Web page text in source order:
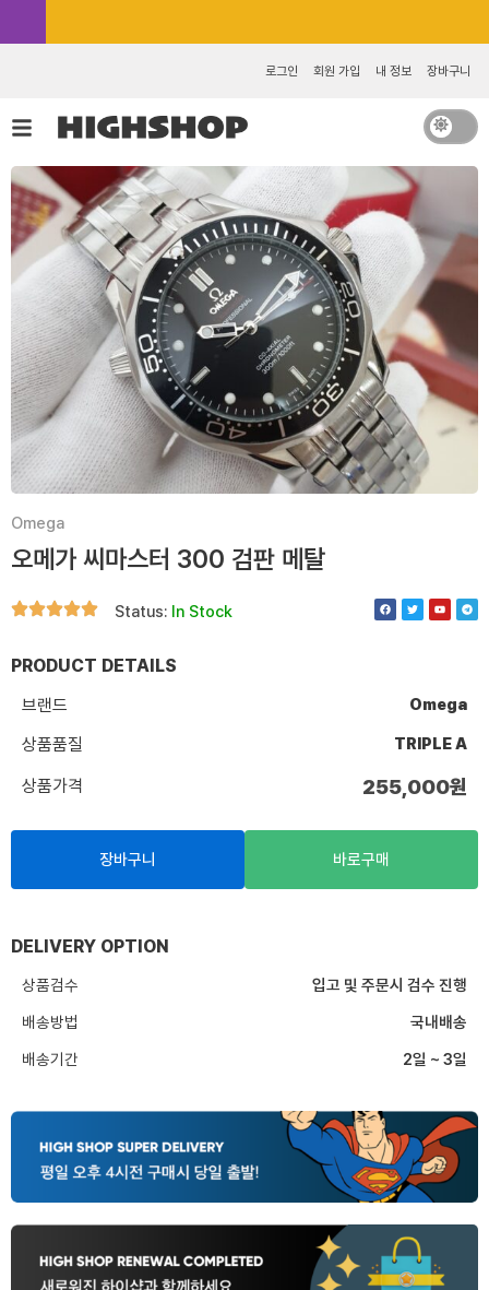
건
너
뛰
기
로그인 회원 가입 내 정보 장바구니
Omega
오메가 씨마스터 300 검판 메탈
Status: In Stock
F
a
c
T
w
i
Y
o
u
T
e
l
PRODUCT DETAILS
브랜드
Omega
상품품질 TRIPLE A
상품가격 255,000원
장바구니 바로구매
DELIVERY OPTION
상품검수
입고 및 주문시 검수 진행
배송방법
국내배송
배송기간
2일 ~ 3일